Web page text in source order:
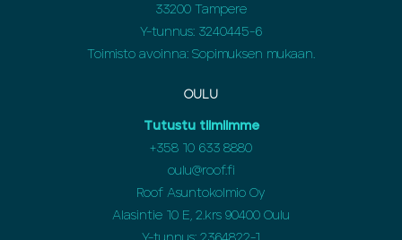
33200 Tampere
Y-tunnus: 3240445-6
Toimisto avoinna: Sopimuksen mukaan.
OULU
Tutustu tiimiimme
+358 10 633 8880
oulu@roof.fi
Roof Asuntokolmio Oy
Alasintie 10 E, 2.krs 90400 Oulu